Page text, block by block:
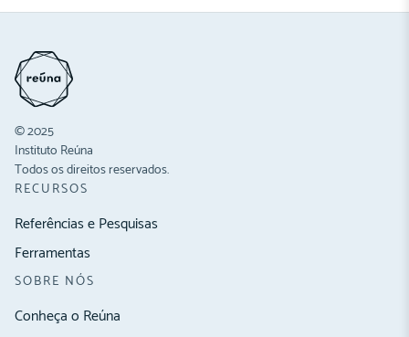
© 2025
Instituto Reúna
Todos os direitos reservados.
RECURSOS
Referências e Pesquisas
Ferramentas
SOBRE NÓS
Conheça o Reúna